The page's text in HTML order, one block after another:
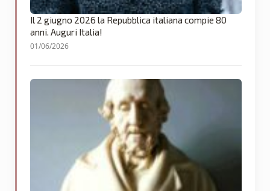
Il 2 giugno 2026 la Repubblica italiana compie 80
anni. Auguri Italia!
01/06/2026